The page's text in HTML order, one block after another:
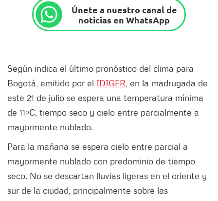
Únete a nuestro canal de
noticias en WhatsApp
Según indica el último pronóstico del clima para
Bogotá, emitido por el IDIGER , en la madrugada de
este 21 de julio se espera una temperatura mínima
de 11ºC, tiempo seco y cielo entre parcialmente a
mayormente nublado.
Para la mañana se espera cielo entre parcial a
mayormente nublado con predominio de tiempo
seco. No se descartan lluvias ligeras en el oriente y
sur de la ciudad, principalmente sobre las